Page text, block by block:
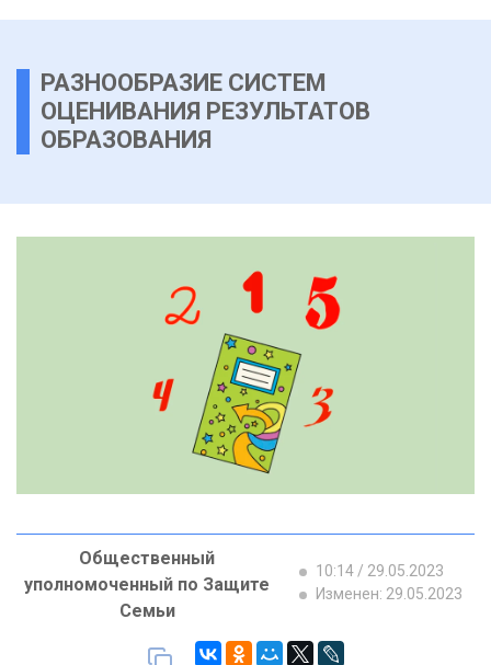
РАЗНООБРАЗИЕ СИСТЕМ
ОЦЕНИВАНИЯ РЕЗУЛЬТАТОВ
ОБРАЗОВАНИЯ
Общественный
уполномоченный по Защите
Семьи
10:14 / 29.05.2023
Изменен: 29.05.2023